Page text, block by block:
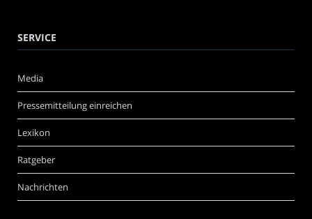
SERVICE
Media
Pressemitteilung einreichen
Lexikon
Ratgeber
Nachrichten